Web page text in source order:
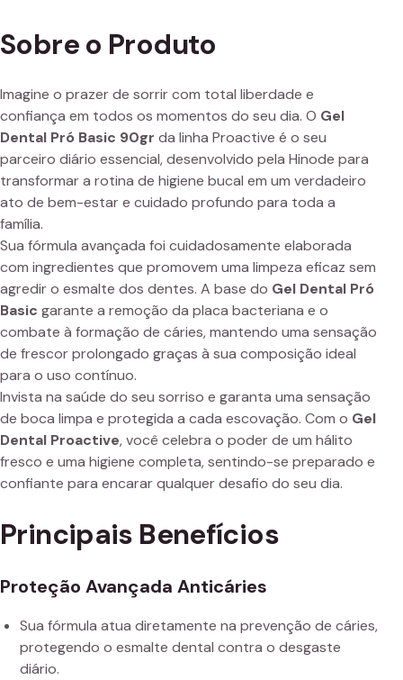
Sobre o Produto
Imagine o prazer de sorrir com total liberdade e
confiança em todos os momentos do seu dia. O Gel
Dental Pró Basic 90gr da linha Proactive é o seu
parceiro diário essencial, desenvolvido pela Hinode para
transformar a rotina de higiene bucal em um verdadeiro
ato de bem-estar e cuidado profundo para toda a
família.
Sua fórmula avançada foi cuidadosamente elaborada
com ingredientes que promovem uma limpeza eficaz sem
agredir o esmalte dos dentes. A base do Gel Dental Pró
Basic garante a remoção da placa bacteriana e o
combate à formação de cáries, mantendo uma sensação
de frescor prolongado graças à sua composição ideal
para o uso contínuo.
Invista na saúde do seu sorriso e garanta uma sensação
de boca limpa e protegida a cada escovação. Com o Gel
Dental Proactive, você celebra o poder de um hálito
fresco e uma higiene completa, sentindo-se preparado e
confiante para encarar qualquer desafio do seu dia.
Principais Benefícios
Proteção Avançada Anticáries
Sua fórmula atua diretamente na prevenção de cáries,
protegendo o esmalte dental contra o desgaste
diário.